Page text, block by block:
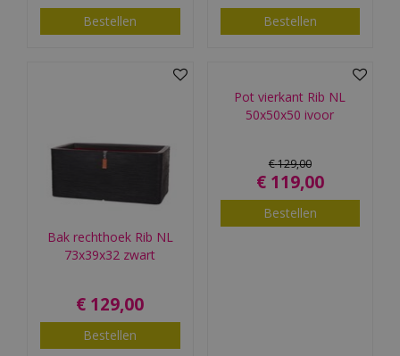
Bestellen Bestellen
Bak rechthoek Rib NL
73x39x32 zwart
€ 129,00
Bestellen
Pot vierkant Rib NL
50x50x50 ivoor
€129,00
€ 119,00
Bestellen